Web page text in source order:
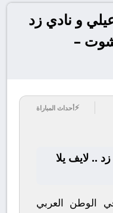
و نادي زد
شوت –
⚡أحداث المباراة
.. لايف يلا
الوطن العربي